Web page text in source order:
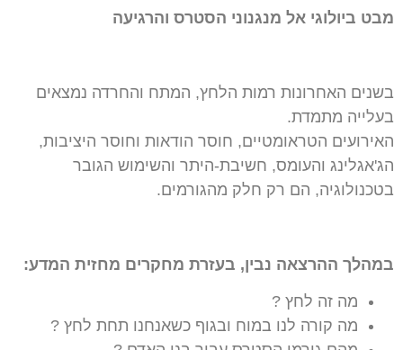
מבט ביולוגי אל מנגנוני הסטרס והרגיעה
בשנים האחרונות רמות הלחץ, המתח והחרדה נמצאים
בעלייה מתמדת.
האירועים הטראומטיים, חוסר הודאות וחוסר היציבות,
הג'אגלינג והעומס, חשיבת-היתר והשימוש הגובר
בטכנולוגיה, הם רק חלק מהגורמים.
במהלך ההרצאה נבין, בעזרת מחקרים מחזית המדע:
מה זה לחץ ?
מה קורה לנו במוח ובגוף כשאנחנו תחת לחץ ?